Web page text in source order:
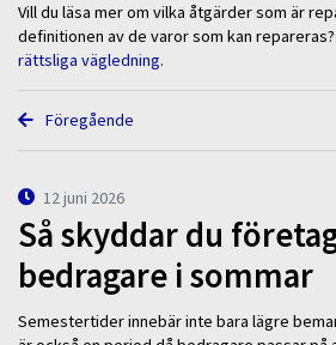
Vill du läsa mer om vilka åtgärder som är
definitionen av de varor som kan
rättsliga vägledning.
Föregående
12 juni 2026
Så skyddar du
bedragare i sommar
Semestertider innebär inte bara lägre